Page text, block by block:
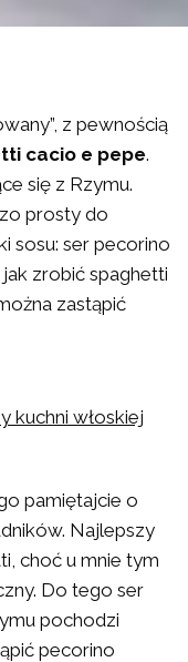
z pewnością
cacio e pepe.
się z Rzymu.
prosty do
sosu: ser pecorino
zrobić spaghetti
zastąpić
kuchni włoskiej
pamiętajcie o
Najlepszy
choć u mnie tym
Do tego ser
pochodzi
pecorino